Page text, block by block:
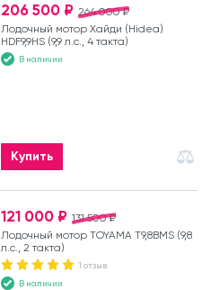
264 000 ₽
206 500 ₽
Лодочный мотор Хайди (Hidea)
HDF9,9HS (9,9 л.с., 4 такта)
В наличии
Купить
131 500 ₽
121 000 ₽
Лодочный мотор TOYAMA T9,8BMS (9,8
л.с., 2 такта)
1 отзыв
В наличии